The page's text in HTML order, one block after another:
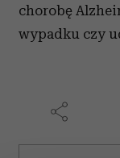
chorobę
wypadku czy